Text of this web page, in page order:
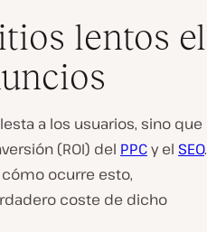
lentos el
a los usuarios, sino que
(ROI) del PPCy el SEO.
ocurre esto,
coste de dicho